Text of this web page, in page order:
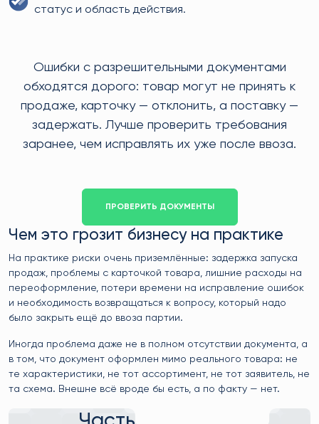
статус и область действия.
Ошибки с разрешительными документами
обходятся дорого: товар могут не принять к
продаже, карточку — отклонить, а поставку —
задержать. Лучше проверить требования
заранее, чем исправлять их уже после ввоза.
ПРОВЕРИТЬ ДОКУМЕНТЫ
Чем это грозит бизнесу на практике
На практике риски очень приземлённые: задержка запуска
продаж, проблемы с карточкой товара, лишние расходы на
переоформление, потери времени на исправление ошибок
и необходимость возвращаться к вопросу, который надо
было закрыть ещё до ввоза партии.
Иногда проблема даже не в полном отсутствии документа, а
в том, что документ оформлен мимо реального товара: не
те характеристики, не тот ассортимент, не тот заявитель, не
та схема. Внешне всё вроде бы есть, а по факту — нет.